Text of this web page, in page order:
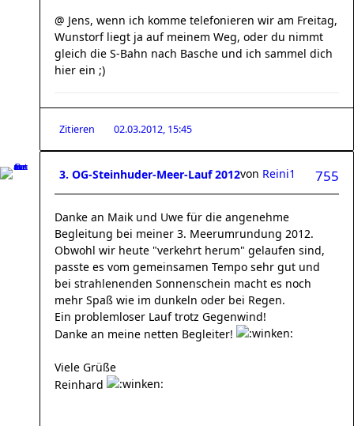
@ Jens, wenn ich komme telefonieren wir am Freitag,
Wunstorf liegt ja auf meinem Weg, oder du nimmt
gleich die S-Bahn nach Basche und ich sammel dich
hier ein ;)
Zitieren 02.03.2012, 15:45
3. OG-Steinhuder-Meer-Lauf 2012 755
von Reini1
Danke an Maik und Uwe für die angenehme
Begleitung bei meiner 3. Meerumrundung 2012.
Obwohl wir heute "verkehrt herum" gelaufen sind,
passte es vom gemeinsamen Tempo sehr gut und
bei strahlenenden Sonnenschein macht es noch
mehr Spaß wie im dunkeln oder bei Regen.
Ein problemloser Lauf trotz Gegenwind!
Danke an meine netten Begleiter!
Viele Grüße
Reinhard